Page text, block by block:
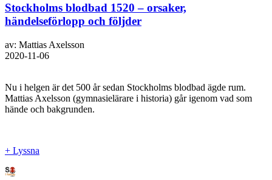
Stockholms blodbad 1520 – orsaker,
händelseförlopp och följder
av: Mattias Axelsson
2020-11-06
Nu i helgen är det 500 år sedan Stockholms blodbad ägde rum.
Mattias Axelsson (gymnasielärare i historia) går igenom vad som
hände och bakgrunden.
+ Lyssna